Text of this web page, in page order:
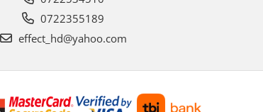
0722355189
effect_hd@yahoo.com